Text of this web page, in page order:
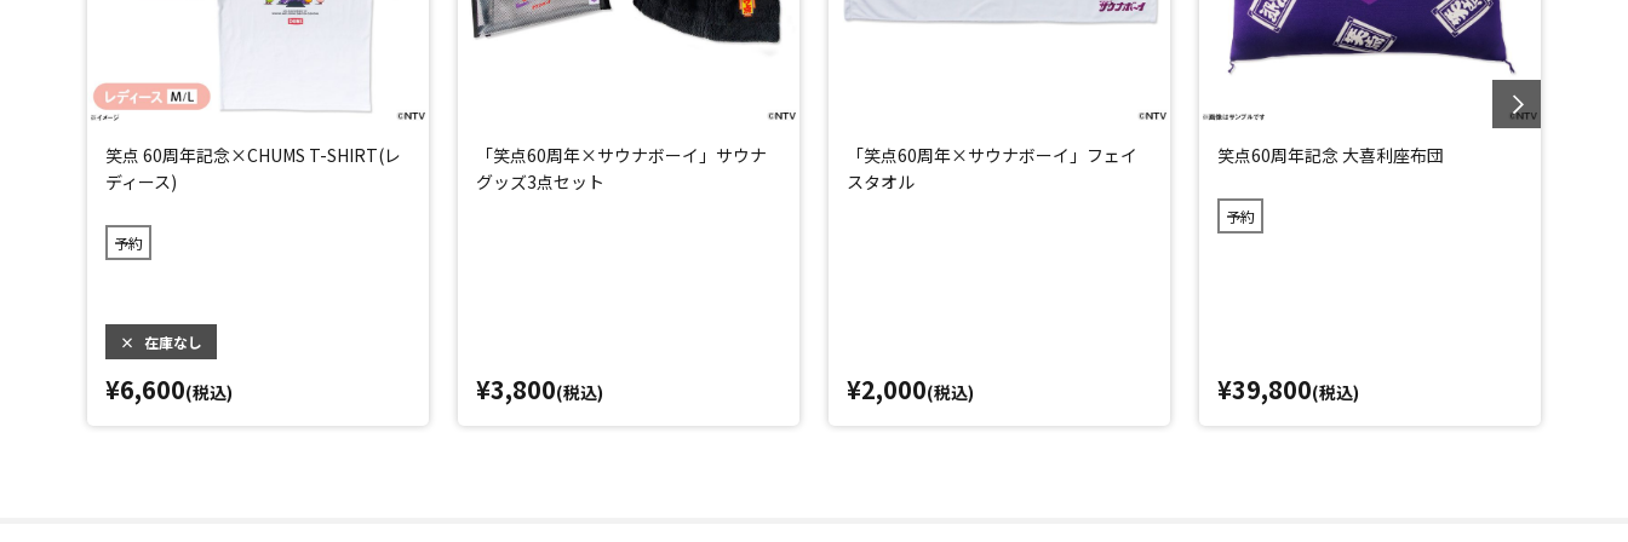
笑点 60周年記念×CHUMS T-SHIRT(レ
ディース)
予約
× 在庫なし
¥6,600(税込)
「笑点60周年×サウナボーイ」サウナ
グッズ3点セット
¥3,800(税込)
「笑点60周年×サウナボーイ」フェイ
スタオル
¥2,000(税込)
笑点60周年記念 大喜利座布団
予約
¥39,800(税込)